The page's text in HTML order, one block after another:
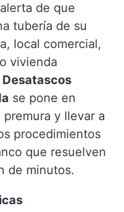
de que
tubería de su
local comercial,
vivienda
Desatascos
se pone en
y llevar a
procedimientos
que resuelven
de minutos.